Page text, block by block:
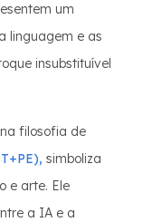
um
linguagem e as
insubstituível
filosofia de
simboliza
e arte. Ele
a IA e a